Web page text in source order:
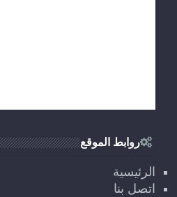
روابط الموقع
الرئيسية
اتصل بنا